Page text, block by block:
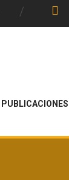
PUBLICACIONES